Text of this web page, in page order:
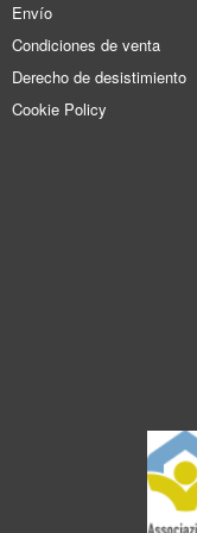
Envío
Condiciones de venta
Derecho de desistimiento
Cookie Policy